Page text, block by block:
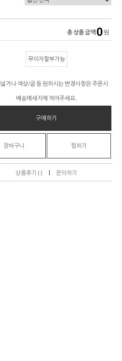
총 상품 금액 0 원
무이자할부가능
거나 색상/굽 등 원하시는 변경사항은 주문시
배송메세지에 적어주세요.
구매하기
장바구니 찜하기
상품후기 ( ) | 문의하기